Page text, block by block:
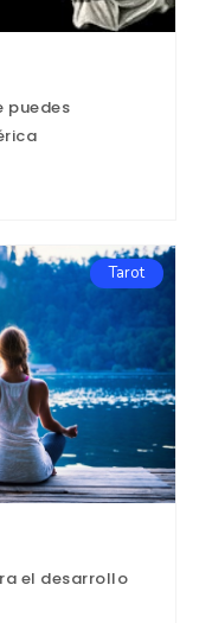
puedes
Tarot
el desarrollo